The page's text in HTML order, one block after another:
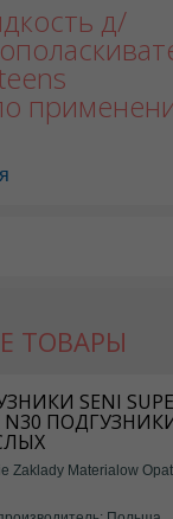
д/
ТОВАРЫ
SENI
N30
Zaklady Materialow